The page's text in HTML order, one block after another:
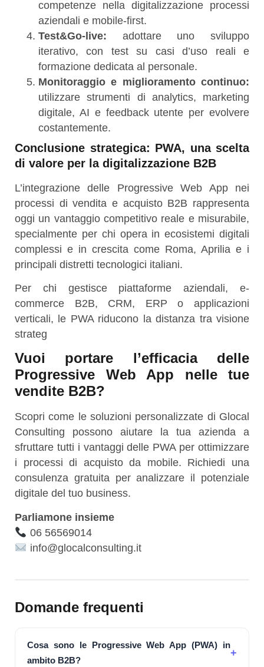
competenze nella digitalizzazione processi
aziendali e mobile-first.
Test&Go-live: adottare uno sviluppo
iterativo, con test su casi d’uso reali e
formazione dedicata al personale.
Monitoraggio e miglioramento continuo:
utilizzare strumenti di analytics, marketing
digitale, AI e feedback utente per evolvere
costantemente.
Conclusione strategica: PWA, una scelta
di valore per la digitalizzazione B2B
L’integrazione delle Progressive Web App nei
processi di vendita e acquisto B2B rappresenta
oggi un vantaggio competitivo reale e misurabile,
specialmente per chi opera in ecosistemi digitali
complessi e in crescita come Roma, Aprilia e i
principali distretti tecnologici italiani.
Per chi gestisce piattaforme aziendali, e-
commerce B2B, CRM, ERP o applicazioni
verticali, le PWA riducono la distanza tra visione
strateg
Vuoi portare l’efficacia delle
Progressive Web App nelle tue
vendite B2B?
Scopri come le soluzioni personalizzate di Glocal
Consulting possono aiutare la tua azienda a
sfruttare tutti i vantaggi delle PWA per ottimizzare
i processi di acquisto da mobile. Richiedi una
consulenza gratuita per analizzare il potenziale
digitale del tuo business.
Parliamone insieme
06 56569014
info@glocalconsulting.it
Domande frequenti
Cosa sono le Progressive Web App (PWA) in
ambito B2B?